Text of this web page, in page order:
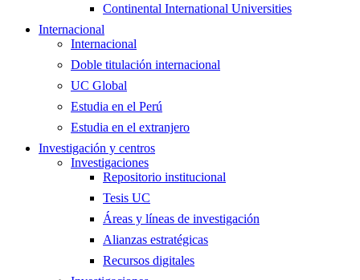
Continental International Universities
Internacional
Internacional
Doble titulación internacional
UC Global
Estudia en el Perú
Estudia en el extranjero
Investigación y centros
Investigaciones
Repositorio institucional
Tesis UC
Áreas y líneas de investigación
Alianzas estratégicas
Recursos digitales